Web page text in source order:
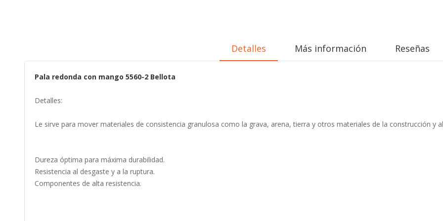
images
gallery
Detalles
Pala redonda con mango 5560-2 Bellota
Detalles:
Le sirve para mover materiales de consistencia granulosa como la grava, arena, tierra y otros materiales de la construcción y
Dureza óptima para máxima durabilidad.
Resistencia al desgaste y a la ruptura.
Componentes de alta resistencia.
Más información Reseñas